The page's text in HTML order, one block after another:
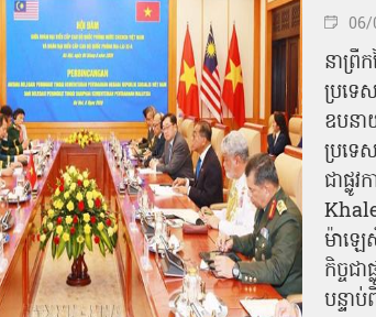
នា​ព្រឹ
ប្រទ
ឧបនា
ប្រទេ
ជាផ្លូ
ម៉ាឡ
កិច្ចជ
បន្ទា